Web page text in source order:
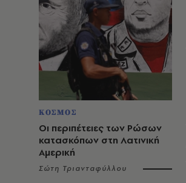
ΚΟΣΜΟΣ
Οι περιπέτειες των Ρώσων
κατασκόπων στη Λατινική
Αμερική
Σώτη Τριανταφύλλου